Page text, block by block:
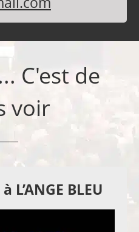
C'est de
voir
L’ANGE BLEU